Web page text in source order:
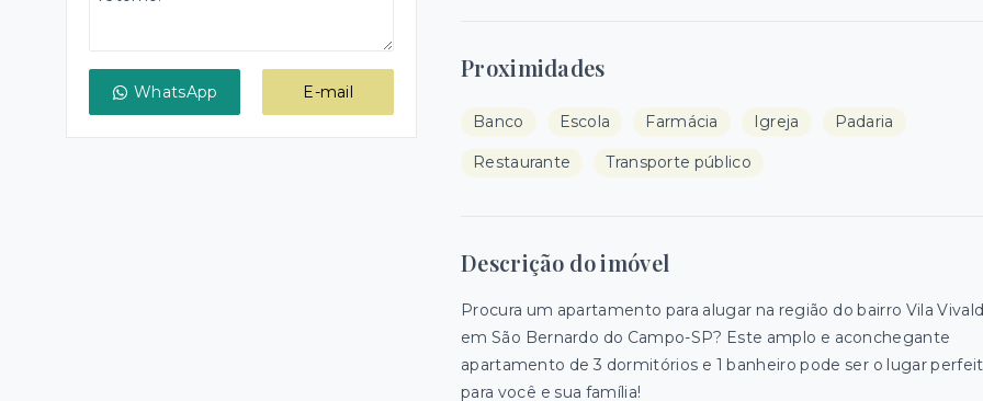
WhatsApp E-mail
Proximidades
Banco Escola Farmácia Igreja Padaria
Restaurante Transporte público
Descrição do imóvel
Procura um apartamento para alugar na região do bairro Vila
em São Bernardo do Campo-SP? Este amplo e aconchegante
apartamento de 3 dormitórios e 1 banheiro pode ser o lugar
para você e sua família!